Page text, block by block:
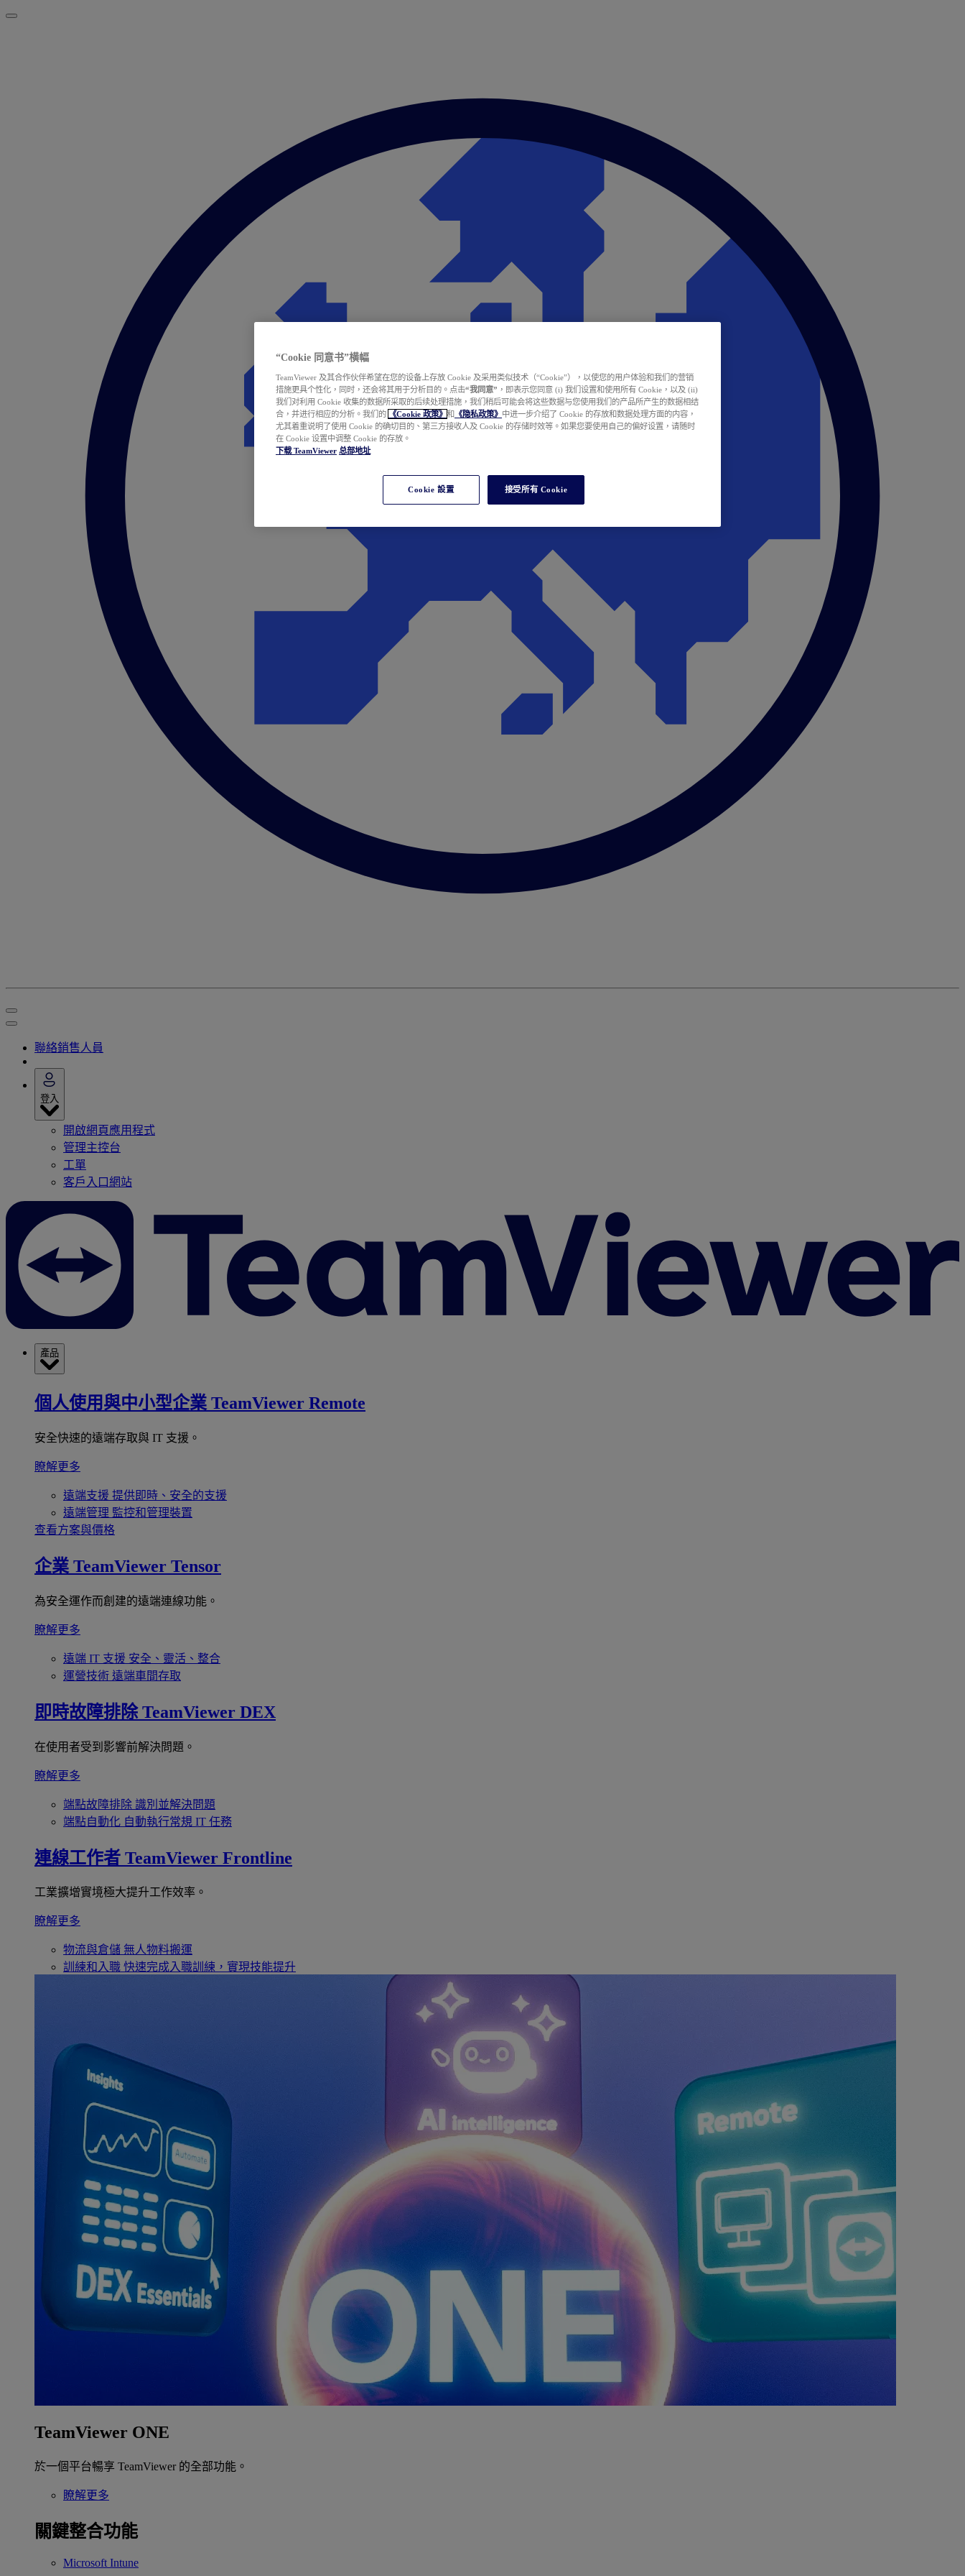
聯絡銷售人員
登入
開啟網頁應用程式
管理主控台
工單
客戶入口網站
產品
個人使用與中小型企業 TeamViewer Remote
安全快速的遠端存取與 IT 支援。
瞭解更多
遠端支援 提供即時、安全的支援
遠端管理 監控和管理裝置
查看方案與價格
企業 TeamViewer Tensor
為安全運作而創建的遠端連線功能。
瞭解更多
遠端 IT 支援 安全、靈活、整合
運營技術 遠端車間存取
即時故障排除 TeamViewer DEX
在使用者受到影響前解決問題。
瞭解更多
端點故障排除 識別並解決問題
端點自動化 自動執行常規 IT 任務
連線工作者 TeamViewer Frontline
工業擴增實境極大提升工作效率。
瞭解更多
物流與倉儲 無人物料搬運
訓練和入職 快速完成入職訓練，實現技能提升
TeamViewer ONE
於一個平台暢享 TeamViewer 的全部功能。
瞭解更多
關鍵整合功能
Microsoft Intune
“Cookie 同意书”横幅
TeamViewer 及其合作伙伴希望在您的设备上存放 Cookie 及采用类似技术（“Cookie”），以使您的用户体验和我们的营销
措施更具个性化，同时，还会将其用于分析目的。点击“我同意” ，即表示您同意 (i) 我们设置和使用所有 Cookie，以及 (ii)
我们对利用 Cookie 收集的数据所采取的后续处理措施，我们稍后可能会将这些数据与您使用我们的产品所产生的数据相结
合，并进行相应的分析。我们的
《Cookie 政策》 和 《隐私政策》 中进一步介绍了 Cookie 的存放和数据处理方面的内容，
尤其着重说明了使用 Cookie 的确切目的、第三方接收人及 Cookie 的存储时效等。如果您要使用自己的偏好设置，请随时
在 Cookie 设置中调整 Cookie 的存放。
下载 TeamViewer 总部地址
Cookie 設置 接受所有 Cookie